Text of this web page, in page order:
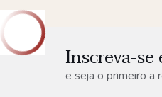
Inscreva-
e seja o primeiro a